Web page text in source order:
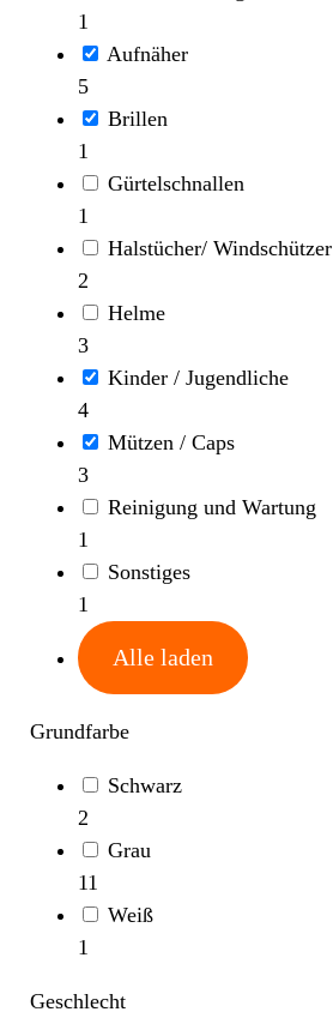
1
Aufnäher
5
Brillen
1
Gürtelschnallen
1
Halstücher/ Windschützer
2
Helme
3
Kinder / Jugendliche
4
Mützen / Caps
3
Reinigung und Wartung
1
Sonstiges
1
Alle laden
Grundfarbe
Schwarz
2
Grau
11
Weiß
1
Geschlecht